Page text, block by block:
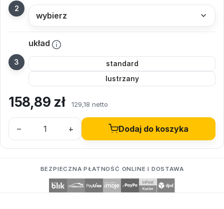
układ
standard
lustrzany
158,89 zł 129,18 netto
– + Dodaj do koszyka
BEZPIECZNA PŁATNOŚĆ ONLINE I DOSTAWA